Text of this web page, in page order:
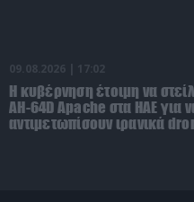
09.08.2026 | 17:02
Η κυβέρνηση έτοιμη να
AH-64D Apache στα ΗΑΕ για
αντιμετωπίσουν ιρανικά